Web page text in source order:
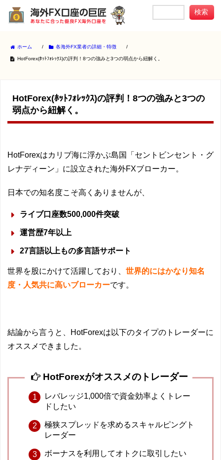
ホーム / 各海外FX業者の詳細・特徴 /
HotForex(ﾎｯﾄﾌｫﾚｯｸｽ)の評判！8つの強みと3つの弱点から紐解く。
HotForex(ﾎｯﾄﾌｫﾚｯｸｽ)の評判！8つの強みと3つの
弱点から紐解く。
HotForexはカリブ海に浮かぶ島国「セントビンセント・グ
レナディーン」に設立された海外FXブローカー。
日本での知名度こそ高くありませんが、
ライブ口座数500,000件突破
運営歴7年以上
27言語以上もの多言語サポート
世界を股にかけて活躍しており、 世界的にはかなり知名
度・人気共に高いブローカーです。
結論から言うと、HotForexは以下のタイプのトレーダーに
オススメできました。
HotForexがオススメのトレーダー
レバレッジ1,000倍で資金効率よくトレー
ドしたい
極狭スプレッドを求めるスキャルピングト
レーダー
ボーナスを利用してオトクに取引したい